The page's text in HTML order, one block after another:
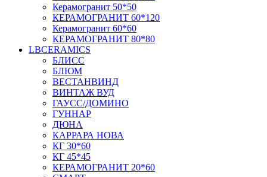
Керамогранит 50*50
КЕРАМОГРАНИТ 60*120
Керамогранит 60*60
КЕРАМОГРАНИТ 80*80
LBCERAMICS
БЛИСС
БЛЮМ
ВЕСТАНВИНД
ВИНТАЖ ВУД
ГАУСС/ДОМИНО
ГУННАР
ДЮНА
КАРРАРА НОВА
КГ 30*60
КГ 45*45
КЕРАМОГРАНИТ 20*60